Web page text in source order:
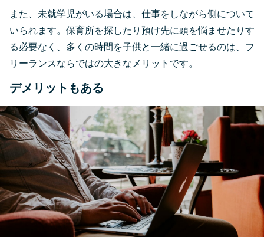
また、未就学児がいる場合は、仕事をしながら側について
いられます。保育所を探したり預け先に頭を悩ませたりす
る必要なく、多くの時間を子供と一緒に過ごせるのは、フ
リーランスならではの大きなメリットです。
デメリットもある